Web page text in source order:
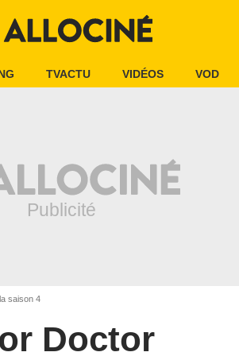
TVACTU VIDÉOS VOD
saison 4
Doctor